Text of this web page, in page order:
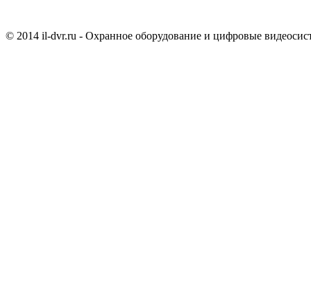
© 2014 il-dvr.ru - Охранное оборудование и цифровые